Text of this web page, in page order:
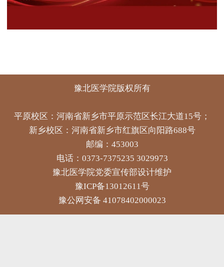
豫北医学院版权所有
平原校区：河南省新乡市平原示范区长江大道15号；
新乡校区：河南省新乡市红旗区向阳路688号
邮编：453003
电话：0373-7375235 3029973
豫北医学院党委宣传部设计维护
豫ICP备13012611号
豫公网安备 41078402000023